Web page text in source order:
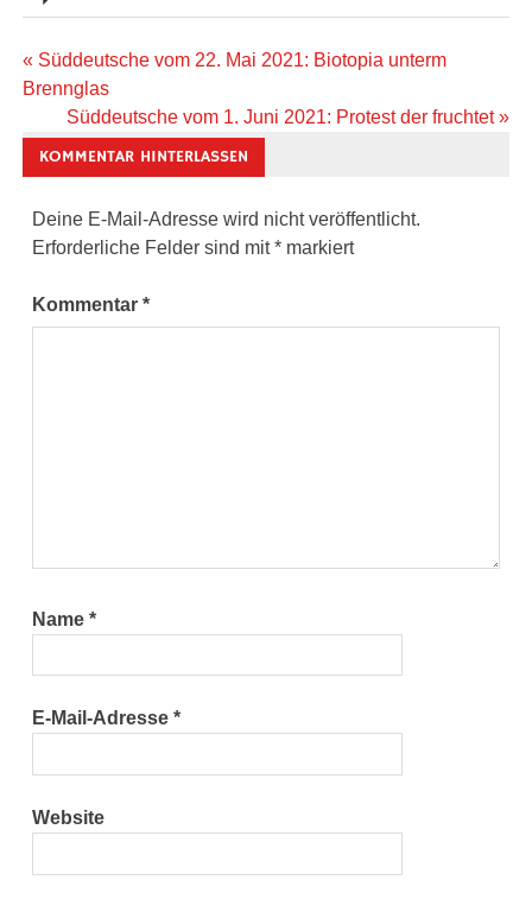
Beitragsnavigation
« Süddeutsche vom 22. Mai 2021: Biotopia unterm
Brennglas
Süddeutsche vom 1. Juni 2021: Protest der fruchtet »
KOMMENTAR HINTERLASSEN
Deine E-Mail-Adresse wird nicht veröffentlicht.
Erforderliche Felder sind mit* markiert
Kommentar*
Name*
E-Mail-Adresse*
Website